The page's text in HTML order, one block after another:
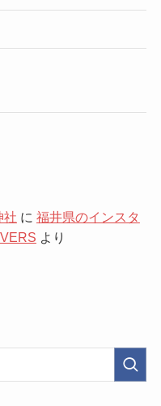
社 に 福井県のインスタ
より